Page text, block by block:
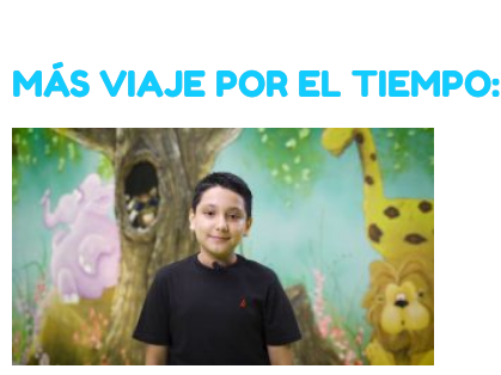
MÁS VIAJE POR EL TIEMPO: